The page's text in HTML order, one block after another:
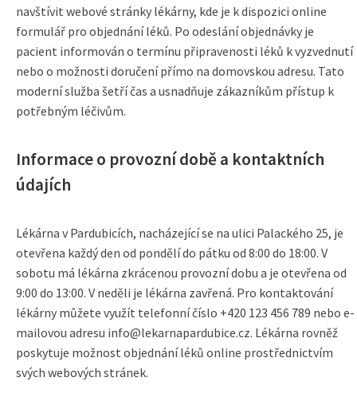
navštívit webové stránky lékárny, kde je k dispozici online
formulář pro objednání léků. Po odeslání objednávky je
pacient informován o termínu připravenosti léků k vyzvednutí
nebo o možnosti doručení přímo na domovskou adresu. Tato
moderní služba šetří čas a usnadňuje zákazníkům přístup k
potřebným léčivům.
Informace o provozní době a kontaktních
údajích
Lékárna v Pardubicích, nacházející se na ulici Palackého 25, je
otevřena každý den od pondělí do pátku od 8:00 do 18:00. V
sobotu má lékárna zkrácenou provozní dobu a je otevřena od
9:00 do 13:00. V neděli je lékárna zavřená. Pro kontaktování
lékárny můžete využít telefonní číslo +420 123 456 789 nebo e-
mailovou adresu info@lekarnapardubice.cz. Lékárna rovněž
poskytuje možnost objednání léků online prostřednictvím
svých webových stránek.